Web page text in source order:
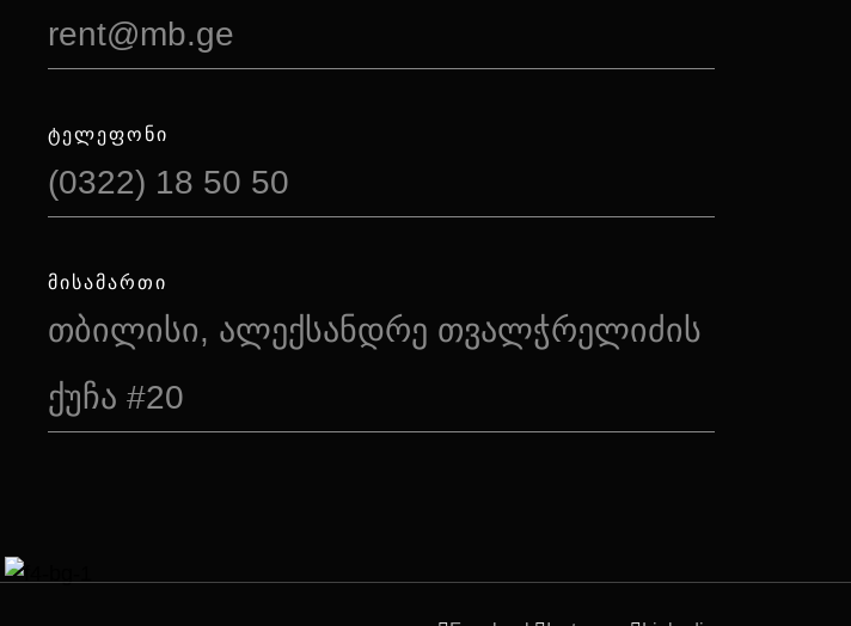
rent@mb.ge
ᲢᲔᲚᲔᲤᲝᲜᲘ
(0322) 18 50 50
ᲛᲘᲡᲐᲛᲐᲠᲗᲘ
თბილისი, ალექსანდრე თვალჭრელიძის
ქუჩა #20